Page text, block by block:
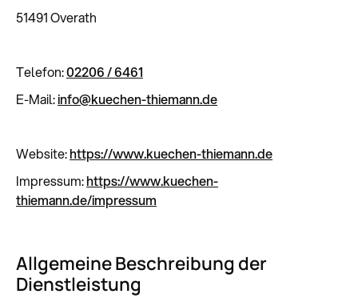
51491 Overath
Telefon:02206 / 6461
E-Mail:info@kuechen-thiemann.de
Website:https://www.kuechen-thiemann.de
Impressum:https://www.kuechen-
thiemann.de/impressum
Allgemeine Beschreibung der
Dienstleistung